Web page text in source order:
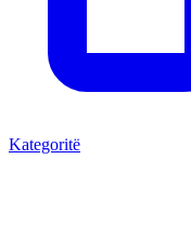
Kategoritë